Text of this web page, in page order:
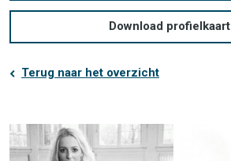
Download profielkaart
Terug naar het overzicht